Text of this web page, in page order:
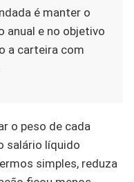
é manter o
anual e no objetivo
a carteira com
o peso de cada
salário líquido
simples, reduza